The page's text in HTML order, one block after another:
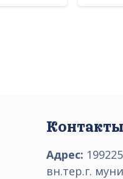
Контакты
Адрес:
вн.тер.г.